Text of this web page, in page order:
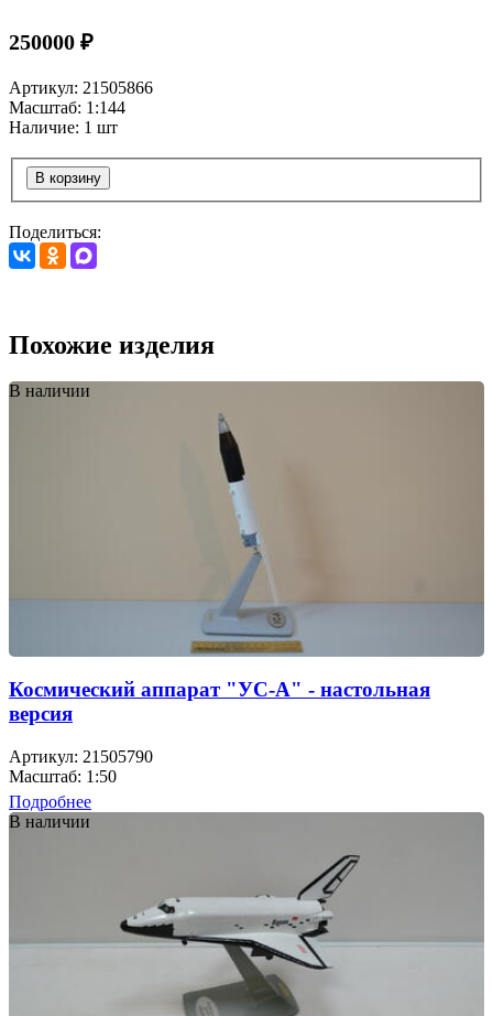
250000 ₽
Артикул: 21505866
Масштаб: 1:144
Наличие: 1 шт
В корзину
Поделиться:
Похожие изделия
В наличии
Космический аппарат "УС-А" - настольная
версия
Артикул: 21505790
Масштаб: 1:50
Подробнее
В наличии